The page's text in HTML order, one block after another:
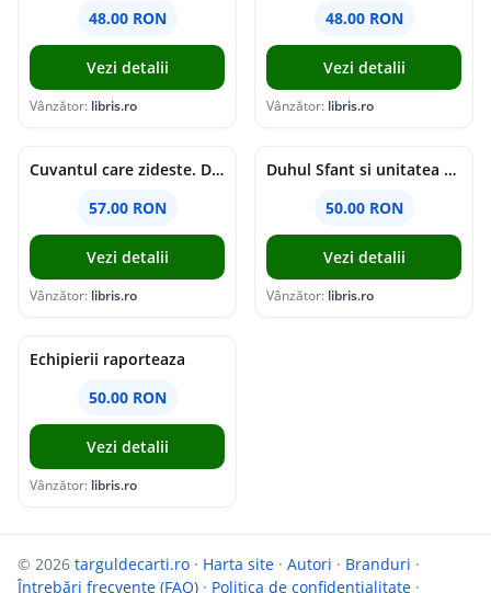
48.00 RON
Vezi detalii
Vânzător: libris.ro
48.00 RON
Vezi detalii
Vânzător: libris.ro
Cuvantul care zideste. Dialoguri - Vartan Arachelian
57.00 RON
Vezi detalii
Vânzător: libris.ro
Duhul Sfant si unitatea Bisericii. Jurnal de Conciliu - Andre Scrima
50.00 RON
Vezi detalii
Vânzător: libris.ro
Echipierii raporteaza
50.00 RON
Vezi detalii
Vânzător: libris.ro
© 2026 targuldecarti.ro · Harta site · Autori · Branduri ·
Întrebări frecvente (FAQ) · Politica de confidențialitate ·